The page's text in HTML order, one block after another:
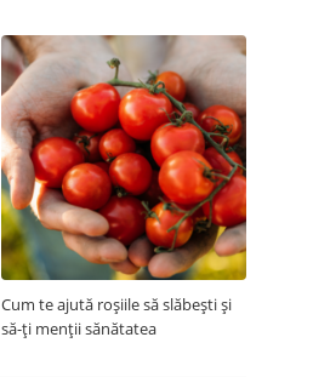
Cum te ajută roșiile să slăbești și
să-ți menții sănătatea